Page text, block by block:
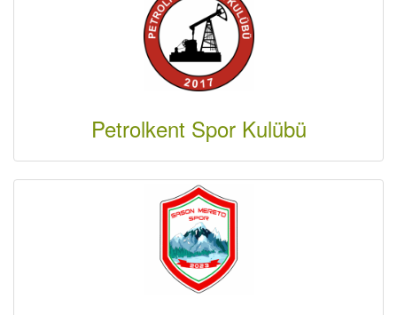
Petrolkent Spor Kulübü